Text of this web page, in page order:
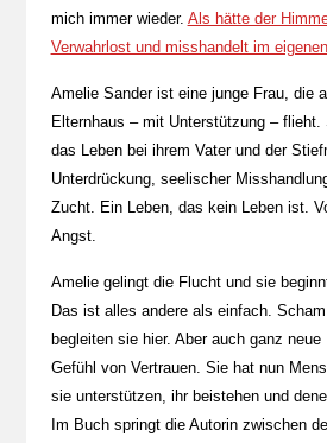
mich immer wieder. Als hätte der
Verwahrlost und misshandelt im
Amelie Sander ist eine junge Frau, die
Elternhaus – mit Unterstützung – flieht.
das Leben bei ihrem Vater und der
Unterdrückung, seelischer
Zucht. Ein Leben, das kein Leben ist.
Angst.
Amelie gelingt die Flucht und sie
Das ist alles andere als einfach.
begleiten sie hier. Aber auch ganz
Gefühl von Vertrauen. Sie hat nun
sie unterstützen, ihr beistehen und
Im Buch springt die Autorin zwischen